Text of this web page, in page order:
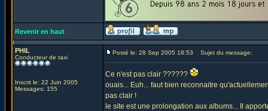
Revenir en haut
PHIL
Conducteur de taxi
Inscrit le: 22 Juin 2005
Messages: 155
Posté le: 28 Sep 2005 18:53 Sujet du message:
Ce n'est pas clair ??????
ouais... Euh... faut bien reconnaitre
pas clair !
le site est une prolongation aux albums... Il